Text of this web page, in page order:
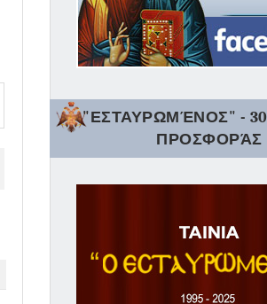
"ΕΣΤΑΥΡΩΜΈΝΟΣ" -
ΠΡΟΣΦΟΡΆΣ